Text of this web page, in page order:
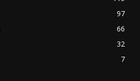
97
66
32
7